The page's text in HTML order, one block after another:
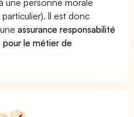
Il est donc
assurance responsabilité
pour le métier de